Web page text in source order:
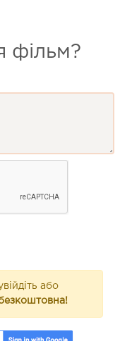
фільм?
або